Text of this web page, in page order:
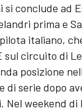
conclude ad
prima e
italiano,
circuito di
posizione
di serie dopo
Nel weekend